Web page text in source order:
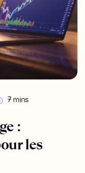
7 mins
:
les